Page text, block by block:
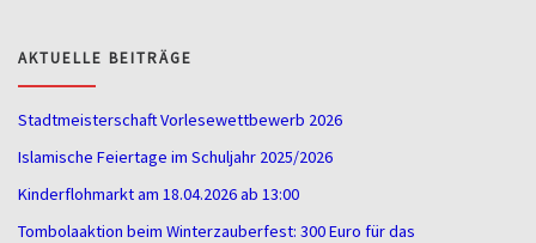
AKTUELLE BEITRÄGE
Stadtmeisterschaft Vorlesewettbewerb 2026
Islamische Feiertage im Schuljahr 2025/2026
Kinderflohmarkt am 18.04.2026 ab 13:00
Tombolaaktion beim Winterzauberfest: 300 Euro für das